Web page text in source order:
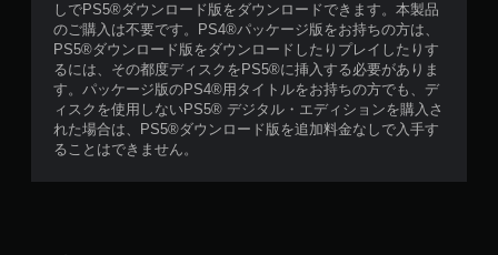
しでPS5®ダウンロード版をダウンロードできます。本製品
のご購入は不要です。PS4®パッケージ版をお持ちの方は、
PS5®ダウンロード版をダウンロードしたりプレイしたりす
るには、その都度ディスクをPS5®に挿入する必要がありま
す。パッケージ版のPS4®用タイトルをお持ちの方でも、デ
ィスクを使用しないPS5® デジタル・エディションを購入さ
れた場合は、PS5®ダウンロード版を追加料金なしで入手す
ることはできません。